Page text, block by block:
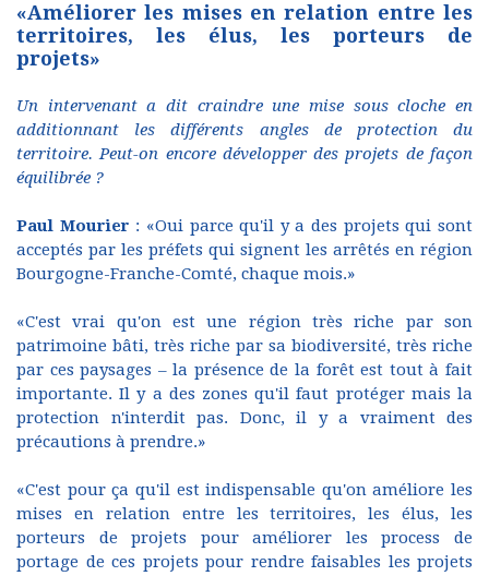
«Améliorer les mises en relation entre les
territoires, les élus, les porteurs de
projets»
Un intervenant a dit craindre une mise sous cloche en
additionnant les différents angles de protection du
territoire. Peut-on encore développer des projets de façon
équilibrée ?
Paul Mourier : «Oui parce qu'il y a des projets qui sont
acceptés par les préfets qui signent les arrêtés en région
Bourgogne-Franche-Comté, chaque mois.»
«C'est vrai qu'on est une région très riche par son
patrimoine bâti, très riche par sa biodiversité, très riche
par ces paysages – la présence de la forêt est tout à fait
importante. Il y a des zones qu'il faut protéger mais la
protection n'interdit pas. Donc, il y a vraiment des
précautions à prendre.»
«C'est pour ça qu'il est indispensable qu'on améliore les
mises en relation entre les territoires, les élus, les
porteurs de projets pour améliorer les process de
portage de ces projets pour rendre faisables les projets